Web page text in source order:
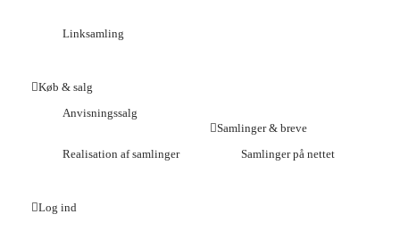
Linksamling
Køb & salg
Anvisningssalg
Realisation af samlinger
Samlinger & breve
Samlinger på nettet
Log ind